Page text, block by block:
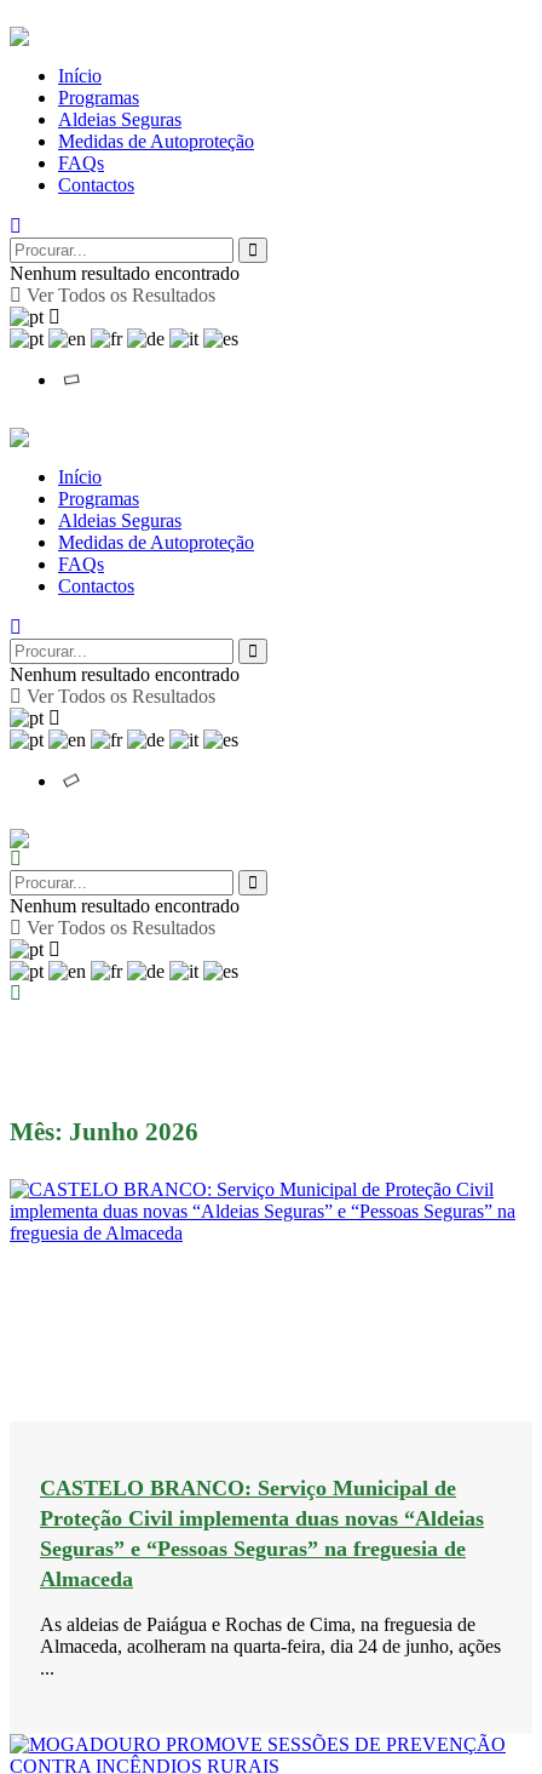
Início
Programas
Aldeias Seguras
Medidas de Autoproteção
FAQs
Contactos
Nenhum resultado encontrado
Ver Todos os Resultados
Início
Programas
Aldeias Seguras
Medidas de Autoproteção
FAQs
Contactos
Nenhum resultado encontrado
Ver Todos os Resultados
Nenhum resultado encontrado
Ver Todos os Resultados
Mês: Junho 2026
CASTELO BRANCO: Serviço Municipal de
Proteção Civil implementa duas novas “Aldeias
Seguras” e “Pessoas Seguras” na freguesia de
Almaceda
As aldeias de Paiágua e Rochas de Cima, na freguesia de
Almaceda, acolheram na quarta-feira, dia 24 de junho, ações
...